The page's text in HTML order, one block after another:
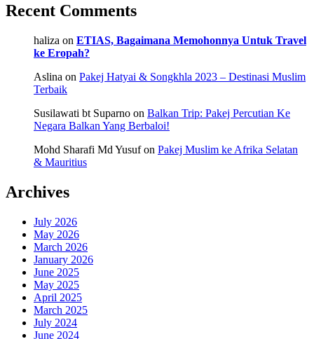
Recent Comments
haliza on ETIAS, Bagaimana Memohonnya Untuk Travel
ke Eropah?
Aslina on Pakej Hatyai & Songkhla 2023 – Destinasi Muslim
Terbaik
Susilawati bt Suparno on Balkan Trip: Pakej Percutian Ke
Negara Balkan Yang Berbaloi!
Mohd Sharafi Md Yusufon Pakej Muslim ke Afrika Selatan
& Mauritius
Archives
July 2026
May 2026
March 2026
January 2026
June 2025
May 2025
April 2025
March 2025
July 2024
June 2024